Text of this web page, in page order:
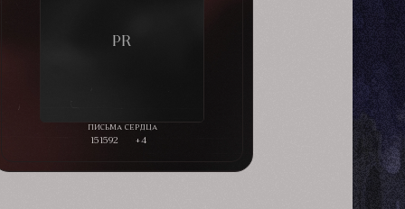
151592 +4